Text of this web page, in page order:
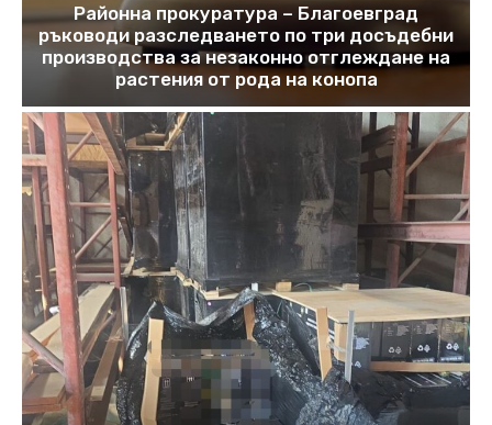
Районна прокуратура – Благоевград
ръководи разследването по три досъдебни
производства за незаконно отглеждане на
растения от рода на конопа